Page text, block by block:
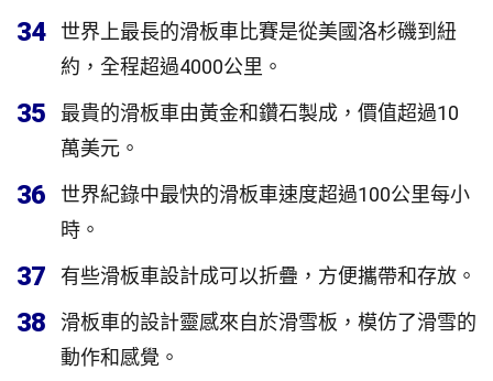
34
世界上最長的滑板車比賽是從美國洛杉磯到紐
約，全程超過4000公里。
35
最貴的滑板車由黃金和鑽石製成，價值超過10
萬美元。
36
世界紀錄中最快的滑板車速度超過100公里每小
時。
37 有些滑板車設計成可以折疊，方便攜帶和存放。
38
滑板車的設計靈感來自於滑雪板，模仿了滑雪的
動作和感覺。